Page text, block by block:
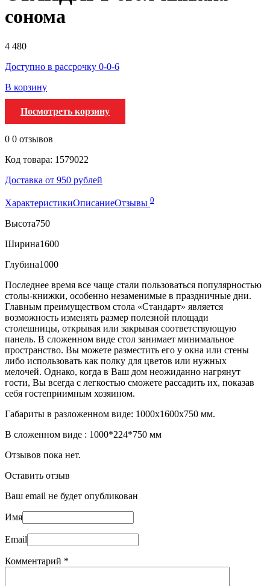
сонома
4 480
Доступно в рассрочку 0-0-6
В корзину
Посмотреть корзину
0 0 отзывов
Код товара: 1579022
Доставка от 950 рублей
ХарактеристикиОписаниеОтзывы 0
Высота750
Ширина1600
Глубина1000
Последнее время все чаще стали пользоваться популярностью
столы-книжки, особенно незаменимые в праздничные дни.
Главным преимуществом стола «Стандарт» является
возможность изменять размер полезной площади
столешницы, открывая или закрывая соответствующую
панель. В сложенном виде стол занимает минимальное
пространство. Вы можете разместить его у окна или стены
либо использовать как полку для цветов или нужных
мелочей. Однако, когда в Ваш дом неожиданно нагрянут
гости, Вы всегда с легкостью сможете рассадить их, показав
себя гостеприимным хозяином.
Габариты в разложенном виде: 1000х1600х750 мм.
В сложенном виде : 1000*224*750 мм
Отзывов пока нет.
Оставить отзыв
Ваш email не будет опубликован
Имя
Email
Комментарий *